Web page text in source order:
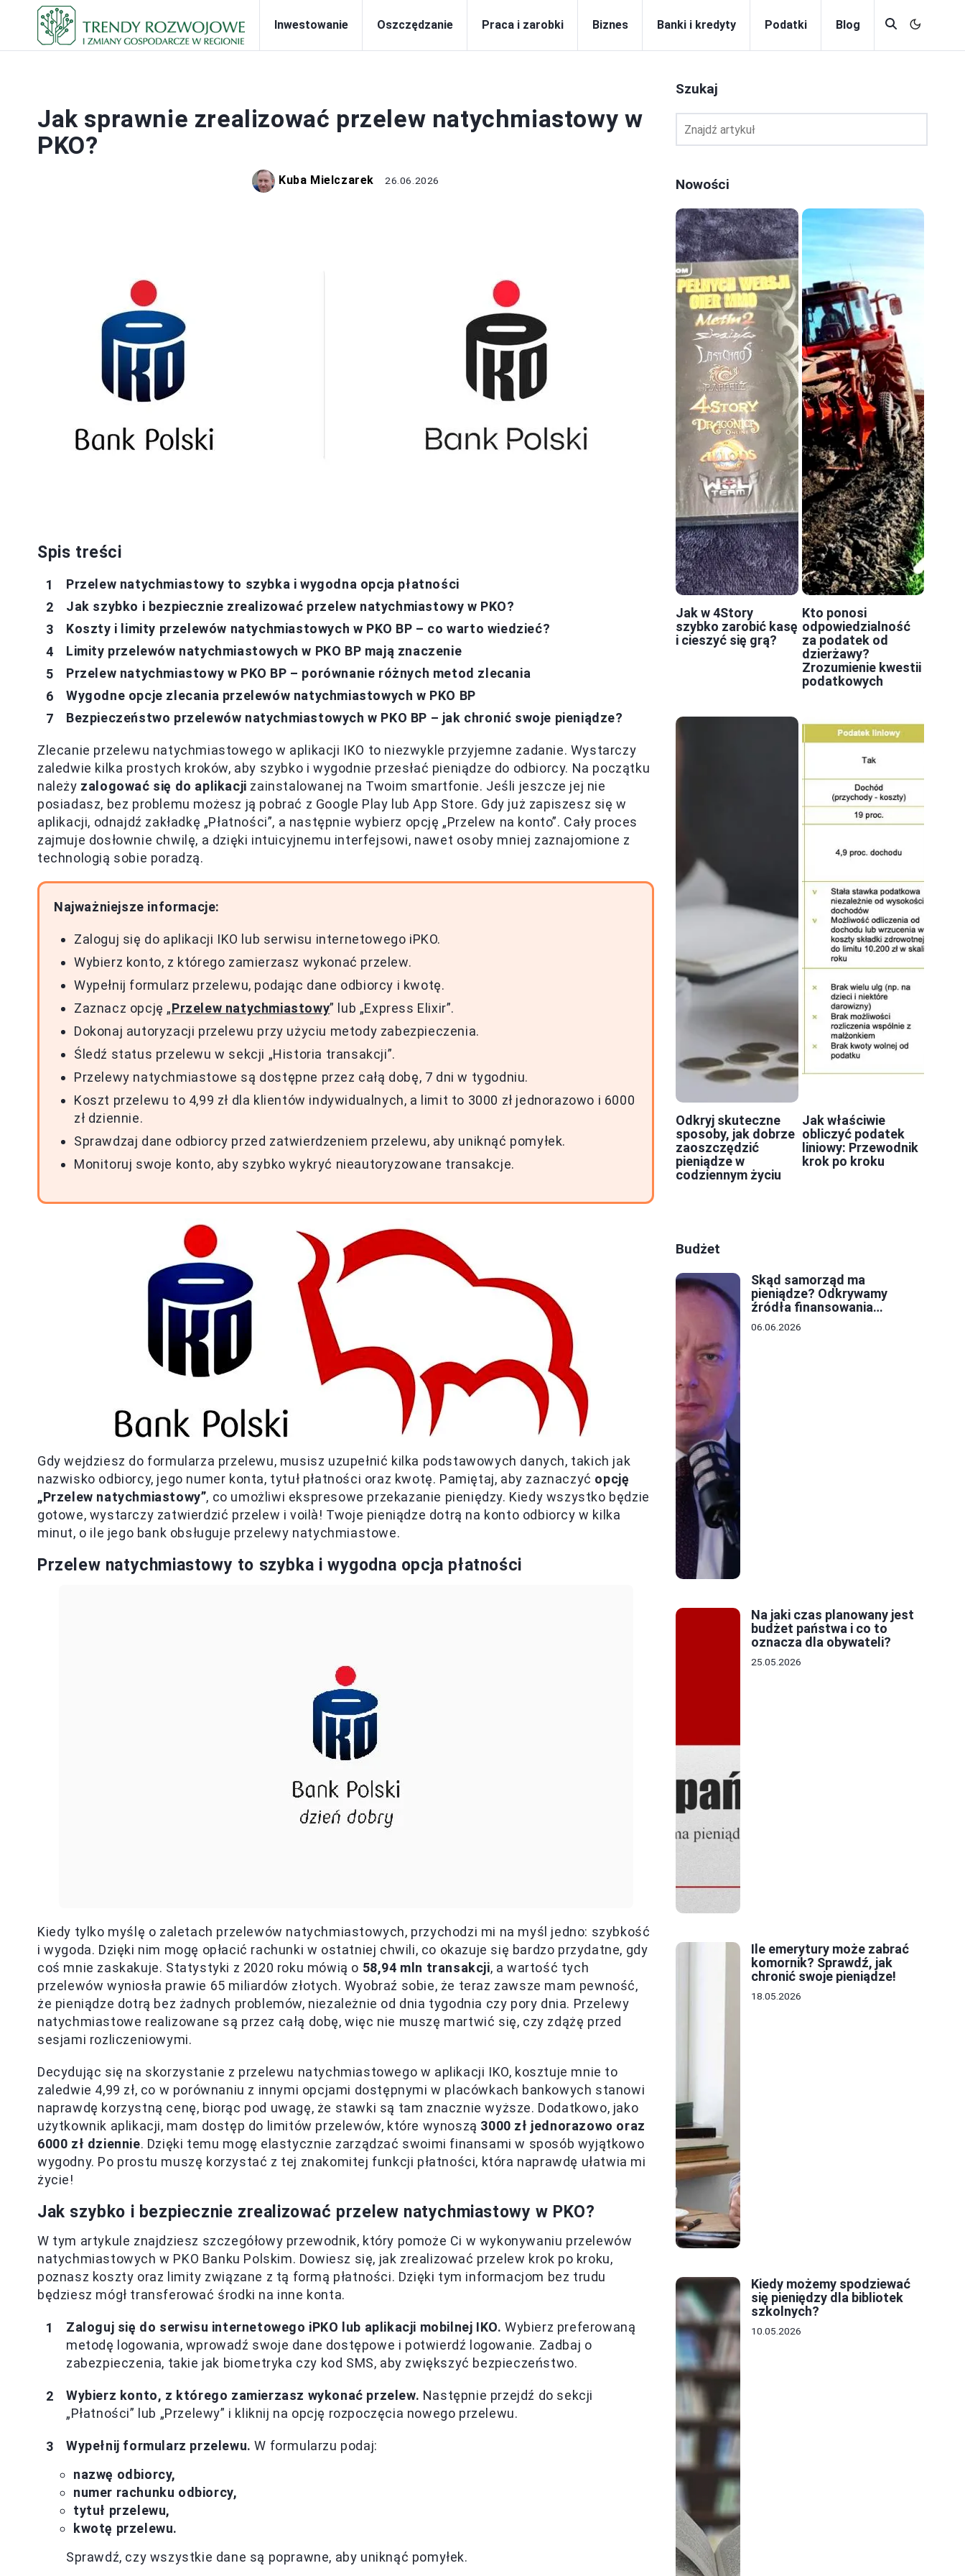
Inwestowanie Oszczędzanie Praca i zarobki Biznes Banki i kredyty Podatki Blog
Jak sprawnie zrealizować przelew natychmiastowy w
PKO?
Kuba Mielczarek 26.06.2026
Spis treści
Przelew natychmiastowy to szybka i wygodna opcja płatności
Jak szybko i bezpiecznie zrealizować przelew natychmiastowy w PKO?
Koszty i limity przelewów natychmiastowych w PKO BP – co warto wiedzieć?
Limity przelewów natychmiastowych w PKO BP mają znaczenie
Przelew natychmiastowy w PKO BP – porównanie różnych metod zlecania
Wygodne opcje zlecania przelewów natychmiastowych w PKO BP
Bezpieczeństwo przelewów natychmiastowych w PKO BP – jak chronić swoje pieniądze?
Zlecanie przelewu natychmiastowego w aplikacji IKO to niezwykle przyjemne zadanie. Wystarczy
zaledwie kilka prostych kroków, aby szybko i wygodnie przesłać pieniądze do odbiorcy. Na początku
należy zalogować się do aplikacji zainstalowanej na Twoim smartfonie. Jeśli jeszcze jej nie
posiadasz, bez problemu możesz ją pobrać z Google Play lub App Store. Gdy już zapiszesz się w
aplikacji, odnajdź zakładkę „Płatności”, a następnie wybierz opcję „Przelew na konto”. Cały proces
zajmuje dosłownie chwilę, a dzięki intuicyjnemu interfejsowi, nawet osoby mniej zaznajomione z
technologią sobie poradzą.
Najważniejsze informacje:
Zaloguj się do aplikacji IKO lub serwisu internetowego iPKO.
Wybierz konto, z którego zamierzasz wykonać przelew.
Wypełnij formularz przelewu, podając dane odbiorcy i kwotę.
Zaznacz opcję „Przelew natychmiastowy” lub „Express Elixir”.
Dokonaj autoryzacji przelewu przy użyciu metody zabezpieczenia.
Śledź status przelewu w sekcji „Historia transakcji”.
Przelewy natychmiastowe są dostępne przez całą dobę, 7 dni w tygodniu.
Koszt przelewu to 4,99 zł dla klientów indywidualnych, a limit to 3000 zł jednorazowo i 6000
zł dziennie.
Sprawdzaj dane odbiorcy przed zatwierdzeniem przelewu, aby uniknąć pomyłek.
Monitoruj swoje konto, aby szybko wykryć nieautoryzowane transakcje.
Gdy wejdziesz do formularza przelewu, musisz uzupełnić kilka podstawowych danych, takich jak
nazwisko odbiorcy, jego numer konta, tytuł płatności oraz kwotę. Pamiętaj, aby zaznaczyć opcję
„Przelew natychmiastowy”, co umożliwi ekspresowe przekazanie pieniędzy. Kiedy wszystko będzie
gotowe, wystarczy zatwierdzić przelew i voilà! Twoje pieniądze dotrą na konto odbiorcy w kilka
minut, o ile jego bank obsługuje przelewy natychmiastowe.
Przelew natychmiastowy to szybka i wygodna opcja płatności
Kiedy tylko myślę o zaletach przelewów natychmiastowych, przychodzi mi na myśl jedno: szybkość
i wygoda. Dzięki nim mogę opłacić rachunki w ostatniej chwili, co okazuje się bardzo przydatne, gdy
coś mnie zaskakuje. Statystyki z 2020 roku mówią o 58,94 mln transakcji, a wartość tych
przelewów wyniosła prawie 65 miliardów złotych. Wyobraź sobie, że teraz zawsze mam pewność,
że pieniądze dotrą bez żadnych problemów, niezależnie od dnia tygodnia czy pory dnia. Przelewy
natychmiastowe realizowane są przez całą dobę, więc nie muszę martwić się, czy zdążę przed
sesjami rozliczeniowymi.
Decydując się na skorzystanie z przelewu natychmiastowego w aplikacji IKO, kosztuje mnie to
zaledwie 4,99 zł, co w porównaniu z innymi opcjami dostępnymi w placówkach bankowych stanowi
naprawdę korzystną cenę, biorąc pod uwagę, że stawki są tam znacznie wyższe. Dodatkowo, jako
użytkownik aplikacji, mam dostęp do limitów przelewów, które wynoszą 3000 zł jednorazowo oraz
6000 zł dziennie. Dzięki temu mogę elastycznie zarządzać swoimi finansami w sposób wyjątkowo
wygodny. Po prostu muszę korzystać z tej znakomitej funkcji płatności, która naprawdę ułatwia mi
życie!
Jak szybko i bezpiecznie zrealizować przelew natychmiastowy w PKO?
W tym artykule znajdziesz szczegółowy przewodnik, który pomoże Ci w wykonywaniu przelewów
natychmiastowych w PKO Banku Polskim. Dowiesz się, jak zrealizować przelew krok po kroku,
poznasz koszty oraz limity związane z tą formą płatności. Dzięki tym informacjom bez trudu
będziesz mógł transferować środki na inne konta.
Zaloguj się do serwisu internetowego iPKO lub aplikacji mobilnej IKO. Wybierz preferowaną
metodę logowania, wprowadź swoje dane dostępowe i potwierdź logowanie. Zadbaj o
zabezpieczenia, takie jak biometryka czy kod SMS, aby zwiększyć bezpieczeństwo.
Wybierz konto, z którego zamierzasz wykonać przelew. Następnie przejdź do sekcji
„Płatności” lub „Przelewy” i kliknij na opcję rozpoczęcia nowego przelewu.
Wypełnij formularz przelewu. W formularzu podaj:
nazwę odbiorcy,
numer rachunku odbiorcy,
tytuł przelewu,
kwotę przelewu.
Sprawdź, czy wszystkie dane są poprawne, aby uniknąć pomyłek.
Szukaj
Nowości
Jak w 4Story
szybko zarobić kasę
i cieszyć się grą?
Kto ponosi
odpowiedzialność
za podatek od
dzierżawy?
Zrozumienie kwestii
podatkowych
Odkryj skuteczne
sposoby, jak dobrze
zaoszczędzić
pieniądze w
codziennym życiu
Jak właściwie
obliczyć podatek
liniowy: Przewodnik
krok po kroku
Budżet
Skąd samorząd ma
pieniądze? Odkrywamy
źródła finansowania
lokalnych budżetów
06.06.2026
Na jaki czas planowany jest
budżet państwa i co to
oznacza dla obywateli?
25.05.2026
Ile emerytury może zabrać
komornik? Sprawdź, jak
chronić swoje pieniądze!
18.05.2026
Kiedy możemy spodziewać
się pieniędzy dla bibliotek
szkolnych?
10.05.2026